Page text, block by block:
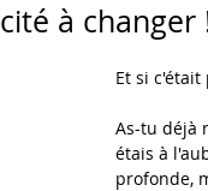
à changer
Et si c'était
As-tu déjà
étais à
profonde,